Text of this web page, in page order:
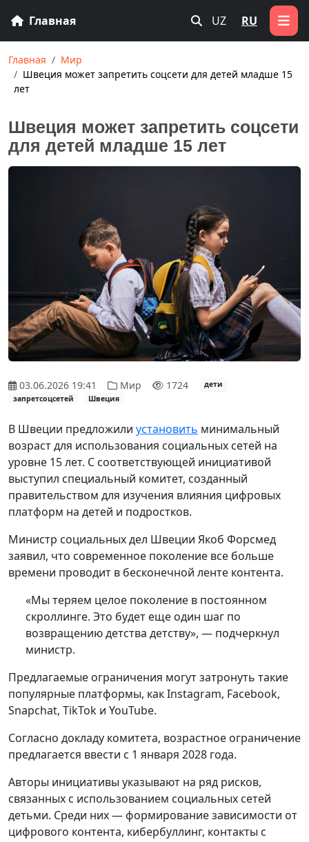
Главная UZ RU
Главная
Мир
Швеция может запретить соцсети для детей младше 15
лет
Швеция может запретить соцсети
для детей младше 15 лет
03.06.2026 19:41 Мир 1724
дети
запретсоцсетей
Швеция
В Швеции предложили установить минимальный
возраст для использования социальных сетей на
уровне 15 лет. С соответствующей инициативой
выступил специальный комитет, созданный
правительством для изучения влияния цифровых
платформ на детей и подростков.
Министр социальных дел Швеции Якоб Форсмед
заявил, что современное поколение все больше
времени проводит в бесконечной ленте контента.
«Мы теряем целое поколение в постоянном
скроллинге. Это будет еще один шаг по
возвращению детства детству», — подчеркнул
министр.
Предлагаемые ограничения могут затронуть такие
популярные платформы, как Instagram, Facebook,
Snapchat, TikTok и YouTube.
Согласно докладу комитета, возрастное ограничение
предлагается ввести с 1 января 2028 года.
Авторы инициативы указывают на ряд рисков,
связанных с использованием социальных сетей
детьми. Среди них — формирование зависимости от
цифрового контента, кибербуллинг, контакты с